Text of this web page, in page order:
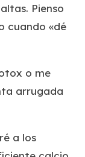
Pienso
cuando «dé
o me
arrugada
a los